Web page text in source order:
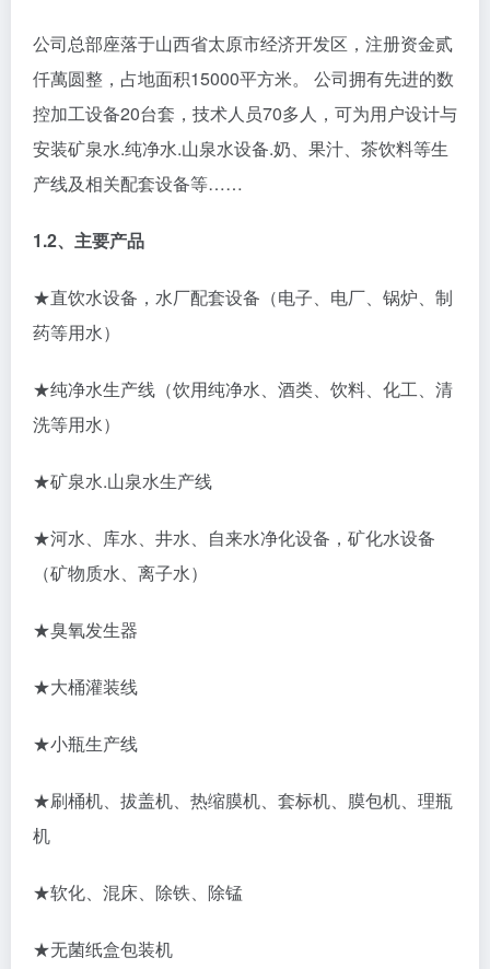
公司总部座落于山西省太原市经济开发区，注册资金贰
仟萬圆整，占地面积15000平方米。 公司拥有先进的数
控加工设备20台套，技术人员70多人，可为用户设计与
安装矿泉水.纯净水.山泉水设备.奶、果汁、茶饮料等生
产线及相关配套设备等……
1.2、主要产品
★直饮水设备，水厂配套设备（电子、电厂、锅炉、制
药等用水）
★纯净水生产线（饮用纯净水、酒类、饮料、化工、清
洗等用水）
★矿泉水.山泉水生产线
★河水、库水、井水、自来水净化设备，矿化水设备
（矿物质水、离子水）
★臭氧发生器
★大桶灌装线
★小瓶生产线
★刷桶机、拔盖机、热缩膜机、套标机、膜包机、理瓶
机
★软化、混床、除铁、除锰
★无菌纸盒包装机